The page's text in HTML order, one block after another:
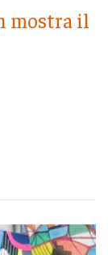
mostra il